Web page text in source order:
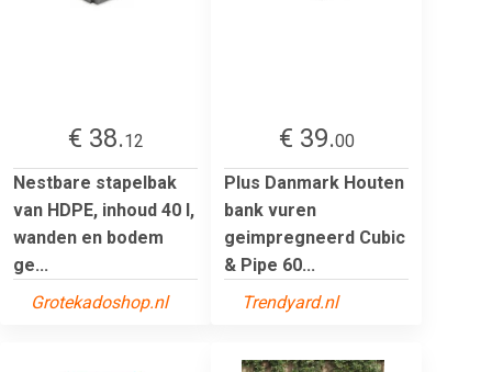
€ 38.12
Nestbare stapelbak
van HDPE, inhoud 40 l,
wanden en bodem
ge...
Grotekadoshop.nl
€ 39.00
Plus Danmark Houten
bank vuren
geimpregneerd Cubic
& Pipe 60...
Trendyard.nl